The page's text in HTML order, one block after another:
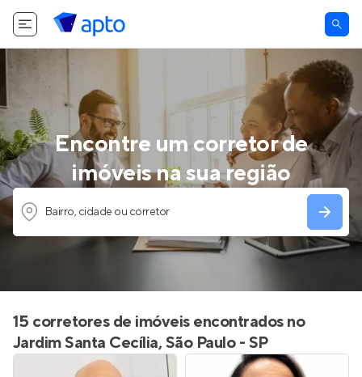
Encontre um corretor de
imóveis na sua região
Bairro, cidade ou corretor
15 corretores de imóveis encontrados no
Jardim Santa Cecília, São Paulo - SP